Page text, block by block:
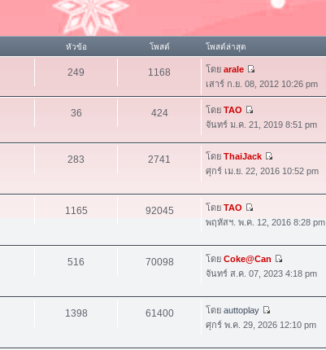
หัวข้อ โพสต์ โพสต์ล่าสุด
249 1168 โดย arale
เสาร์ ก.ย. 08, 2012 10:26 pm
36 424 โดย TAO
จันทร์ ม.ค. 21, 2019 8:51 pm
283 2741 โดย ThaiJack
ศุกร์ เม.ย. 22, 2016 10:52 pm
1165 92045 โดย TAO
พฤหัสฯ. พ.ค. 12, 2016 8:28 pm
516 70098 โดย Coke@Can
จันทร์ ส.ค. 07, 2023 4:18 pm
1398 61400 โดย auttoplay
ศุกร์ พ.ค. 29, 2026 12:10 pm